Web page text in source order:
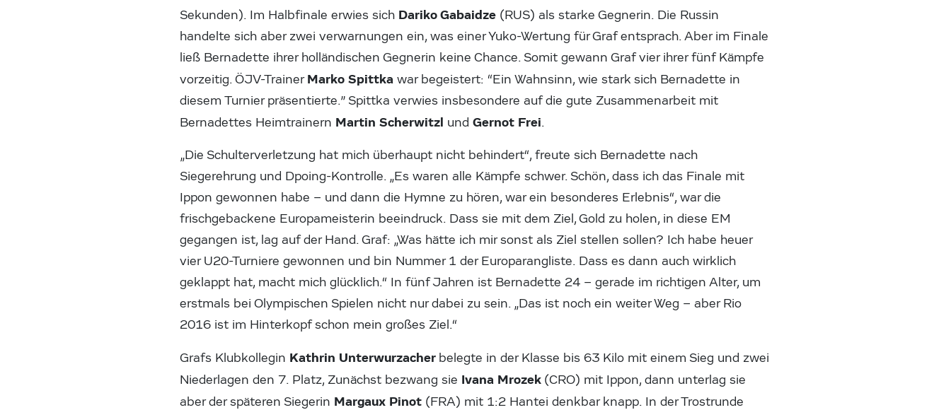
Sekunden). Im Halbfinale erwies sich Dariko Gabaidze (RUS) als starke Gegnerin. Die Russin
handelte sich aber zwei verwarnungen ein, was einer Yuko-Wertung für Graf entsprach. Aber im Finale
ließ Bernadette ihrer holländischen Gegnerin keine Chance. Somit gewann Graf vier ihrer fünf Kämpfe
vorzeitig. ÖJV-TrainerMarko Spittkawar begeistert: “Ein Wahnsinn, wie stark sich Bernadette in
diesem Turnier präsentierte.” Spittka verwies insbesondere auf die gute Zusammenarbeit mit
Bernadettes Heimtrainern Martin Scherwitzl undGernot Frei.
„Die Schulterverletzung hat mich überhaupt nicht behindert“, freute sich Bernadette nach
Siegerehrung und Dpoing-Kontrolle. „Es waren alle Kämpfe schwer. Schön, dass ich das Finale mit
Ippon gewonnen habe – und dann die Hymne zu hören, war ein besonderes Erlebnis“, war die
frischgebackene Europameisterin beeindruck. Dass sie mit dem Ziel, Gold zu holen, in diese EM
gegangen ist, lag auf der Hand. Graf: „Was hätte ich mir sonst als Ziel stellen sollen? Ich habe heuer
vier U20-Turniere gewonnen und bin Nummer 1 der Europarangliste. Dass es dann auch wirklich
geklappt hat, macht mich glücklich.“ In fünf Jahren ist Bernadette 24 – gerade im richtigen Alter, um
erstmals bei Olympischen Spielen nicht nur dabei zu sein. „Das ist noch ein weiter Weg – aber Rio
2016 ist im Hinterkopf schon mein großes Ziel.“
Grafs Klubkollegin Kathrin Unterwurzacher belegte in der Klasse bis 63 Kilo mit einem Sieg und zwei
Niederlagen den 7. Platz, Zunächst bezwang sie Ivana Mrozek (CRO) mit Ippon, dann unterlag sie
aber der späteren Siegerin Margaux Pinot (FRA) mit 1:2 Hantei denkbar knapp. In der Trostrunde